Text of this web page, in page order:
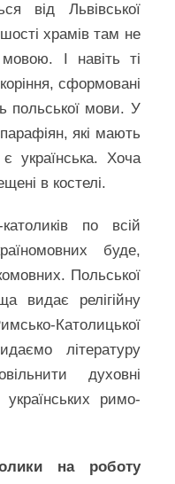
від Львівської
храмів там не
І навіть ті
сформовані
польської мови. У
які мають
українська. Хоча
в костелі.
по всій
буде,
Польської
видає релігійну
Католицької
літературу
духовні
українських римо-
на роботу